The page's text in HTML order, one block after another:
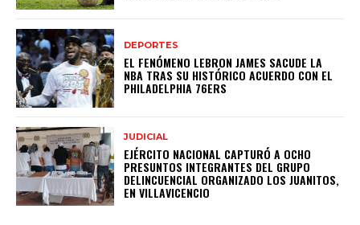
DEPORTES
EL FENÓMENO LEBRON JAMES SACUDE LA
NBA TRAS SU HISTÓRICO ACUERDO CON EL
PHILADELPHIA 76ERS
JUDICIAL
EJÉRCITO NACIONAL CAPTURÓ A OCHO
PRESUNTOS INTEGRANTES DEL GRUPO
DELINCUENCIAL ORGANIZADO LOS JUANITOS,
EN VILLAVICENCIO